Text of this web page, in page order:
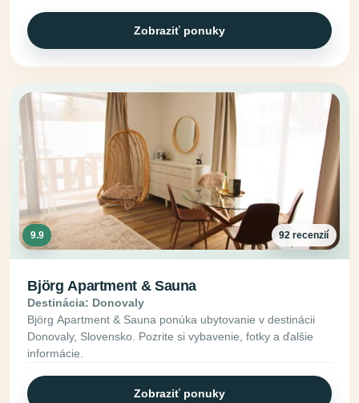
Zobraziť ponuky
9.9 92 recenzií
Björg Apartment & Sauna
Destinácia: Donovaly
Björg Apartment & Sauna ponúka ubytovanie v destinácii
Donovaly, Slovensko. Pozrite si vybavenie, fotky a ďalšie
informácie.
Zobraziť ponuky